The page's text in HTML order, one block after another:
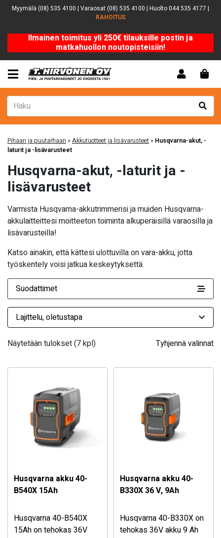
Myymälä (08) 535 4100 | Varaosat (08) 535 4100 | Huolto 044 535 4177 |
RAHOITUS
Ilmainen toimitus yli 250€ tilauksille postin ja
matkahuollon noutopisteisiin!
Pihaan ja puutarhaan »Akkutuotteet ja lisävarusteet » Husqvarna-akut, -
laturit ja -lisävarusteet
Husqvarna-akut, -laturit ja -
lisävarusteet
Varmista Husqvarna-akkutrimmerisi ja muiden Husqvarna-
akkulaitteittesi moitteeton toiminta alkuperäisillä varaosilla ja
lisävarusteilla!
Katso ainakin, että kättesi ulottuvilla on vara-akku, jotta
työskentely voisi jatkua keskeytyksettä.
Suodattimet
Näytetään tulokset (7 kpl) Tyhjennä valinnat
Husqvarna akku 40-
B540X 15Ah
Husqvarna 40-B540X
15Ah on tehokas 36V
Husqvarna akku 40-
B330X 36 V, 9Ah
Husqvarna 40-B330X on
tehokas 36V akku 9 Ah